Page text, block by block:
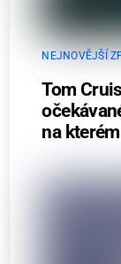
NEJNOVĚJŠÍ
Tom
na